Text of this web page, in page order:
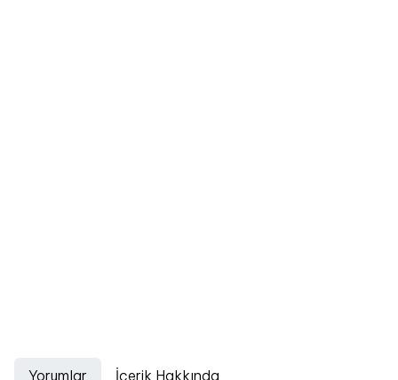
Yorumlar İçerik Hakkında